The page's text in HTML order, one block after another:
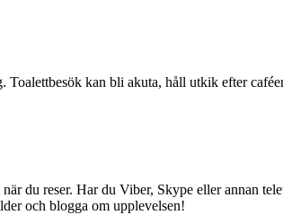
kan bli akuta, håll utkik efter
du reser. Har du Viber, Skype eller annan
och blogga om upplevelsen!